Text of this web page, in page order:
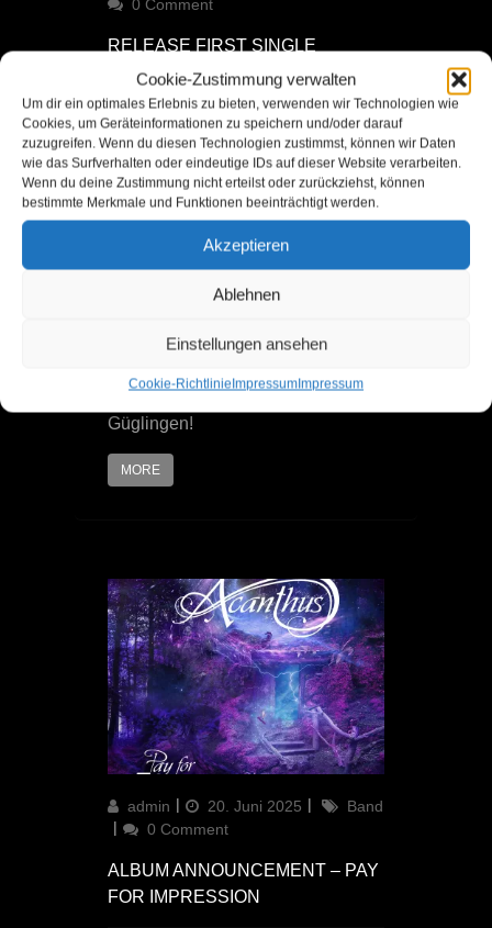
Cookie-Zustimmung verwalten
Um dir ein optimales Erlebnis zu bieten, verwenden wir Technologien wie
Cookies, um Geräteinformationen zu speichern und/oder darauf
zuzugreifen. Wenn du diesen Technologien zustimmst, können wir Daten
wie das Surfverhalten oder eindeutige IDs auf dieser Website verarbeiten.
Wenn du deine Zustimmung nicht erteilst oder zurückziehst, können
bestimmte Merkmale und Funktionen beeinträchtigt werden.
Akzeptieren
Ablehnen
Einstellungen ansehen
Cookie-RichtlinieImpressumImpressum
on
0 Comment
RELEASE FIRST SINGLE
We are happy to announce the
release of our first songs from the
upcoming album “Fall for
Impression”! Check out the lyrics
video for “Fall for the Ink” Also now
available on all common streaming
platforms! Youtube Music Spotify
Apple Music Amazon Music Deezer
upcoming weeks. Stay tuned and
19th of July 19:00 at Zug Pub
Güglingen!
MORE
Author
admin
Updated
on
20. Juni 2025 Categories
Band
0 Comment
ALBUM ANNOUNCEMENT – PAY
FOR IMPRESSION